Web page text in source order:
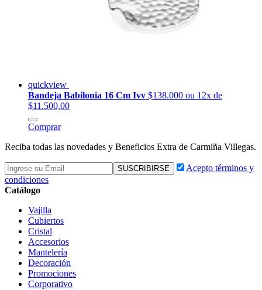
quickview
Bandeja Babilonia 16 Cm Ivv $138.000 ou 12x de
$11.500,00
Comprar
Reciba todas las novedades y Beneficios Extra de Carmiña Villegas.
Acepto términos y
condiciones
Catálogo
Vajilla
Cubiertos
Cristal
Accesorios
Mantelería
Decoración
Promociones
Corporativo